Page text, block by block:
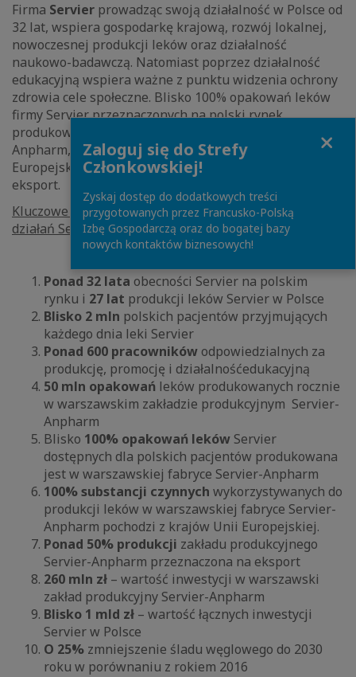
Firma Servier prowadząc swoją działalność w Polsce od
32 lat, wspiera gospodarkę krajową, rozwój lokalnej,
nowoczesnej produkcji leków oraz działalność
naukowo-badawczą. Natomiast poprzez działalność
edukacyjną wspiera ważne z punktu widzenia ochrony
zdrowia cele społeczne. Blisko 100% opakowań leków
firmy Servier przeznaczonych na polski rynek
produkowanych jest w warszawskiej fabryce Servier-
Anpharm, wykorzystując API z krajów Unii
Europejskiej, a 50% produkcji przeznaczona jest na
eksport.
Kluczowe cyfry / informacje dotyczące inwestycji lub
działań Servier w Polsce:
Ponad 32 lata obecności Servier na polskim
rynku i 27 lat produkcji leków Servier w Polsce
Blisko 2 mln polskich pacjentów przyjmujących
każdego dnia leki Servier
Ponad 600 pracowników odpowiedzialnych za
produkcję, promocję i działalnośćedukacyjną
50 mln opakowań leków produkowanych rocznie
w warszawskim zakładzie produkcyjnym Servier-
Anpharm
Blisko 100% opakowań leków Servier
dostępnych dla polskich pacjentów produkowana
jest w warszawskiej fabryce Servier-Anpharm
100% substancji czynnych wykorzystywanych do
produkcji leków w warszawskiej fabryce Servier-
Anpharm pochodzi z krajów Unii Europejskiej.
Ponad 50% produkcji zakładu produkcyjnego
Servier-Anpharm przeznaczona na eksport
260 mln zł – wartość inwestycji w warszawski
zakład produkcyjny Servier-Anpharm
Blisko 1 mld zł – wartość łącznych inwestycji
Servier w Polsce
O 25% zmniejszenie śladu węglowego do 2030
roku w porównaniu z rokiem 2016
Zaloguj się do Strefy
Członkowskiej!
Zyskaj dostęp do dodatkowych treści
przygotowanych przez Francusko-Polską
Izbę Gospodarczą oraz do bogatej bazy
nowych kontaktów biznesowych!